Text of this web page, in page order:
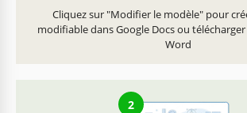
Cliquez sur "Modifier le modèle" pour
modifiable dans Google Docs ou
Word
2